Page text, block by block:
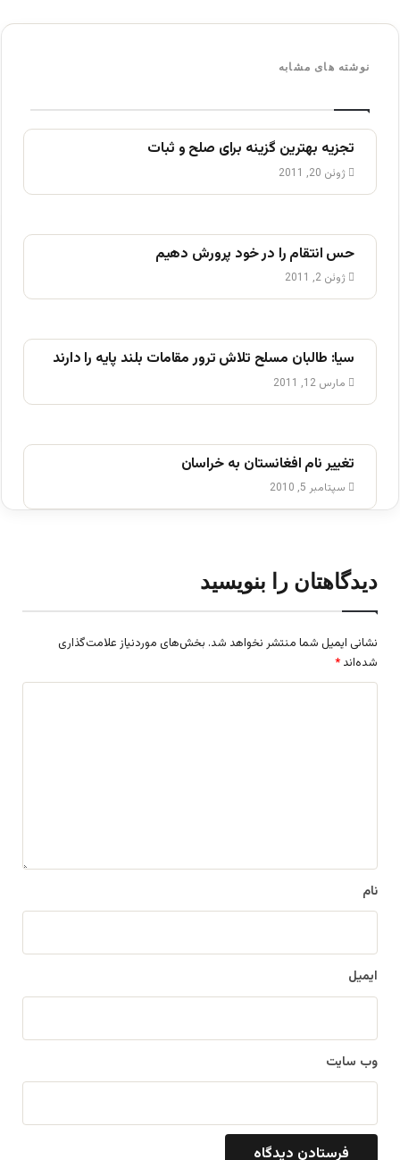
نوشته های مشابه
تجزیه بهترین گزینه برای صلح و ثبات
ژوئن 20, 2011
حس انتقام را در خود پرورش دهیم
ژوئن 2, 2011
سیا: طالبان مسلح تلاش ترور مقامات بلند پايه را دارند
مارس 12, 2011
تغییر نام افغانستان به خراسان
سپتامبر 5, 2010
دیدگاهتان را بنویسید
نشانی ایمیل شما منتشر نخواهد شد. بخش‌های موردنیاز علامت‌گذاری
شده‌اند *
نام
ایمیل
وب‌ سایت